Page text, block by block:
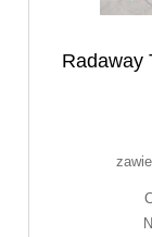
Radaway